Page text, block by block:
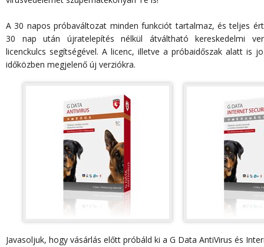
A 30 napos próbaváltozat minden funkciót tartalmaz, és teljes
30 nap után újratelepítés nélkül átváltható kereskedelmi
licenckulcs segítségével. A licenc, illetve a próbaidőszak alatt is
időközben megjelenő új verziókra.
Javasoljuk, hogy vásárlás előtt próbáld ki a G Data AntiVirus és